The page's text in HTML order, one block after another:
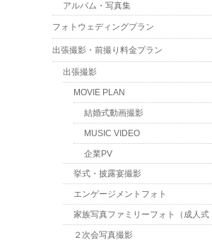
アルバム・写真集
フォトウェディングプラン
出張撮影・前撮り料金プラン
出張撮影
MOVIE PLAN
結婚式動画撮影
MUSIC VIDEO
企業PV
挙式・披露宴撮影
エンゲージメントフォト
家族写真ファミリーフォト（成人式
２次会写真撮影